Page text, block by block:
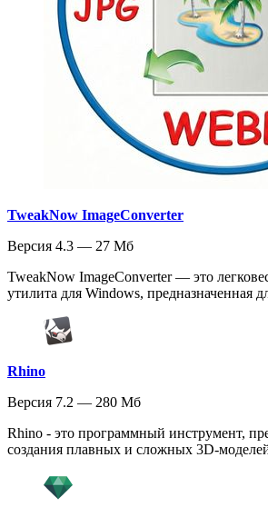
TweakNow ImageConverter
Версия 4.3 — 27 Мб
TweakNow ImageConverter — это
утилита для Windows, предназначенная
Rhino
Версия 7.2 — 280 Мб
Rhino - это программный инструмент,
создания плавных и сложных 3D-